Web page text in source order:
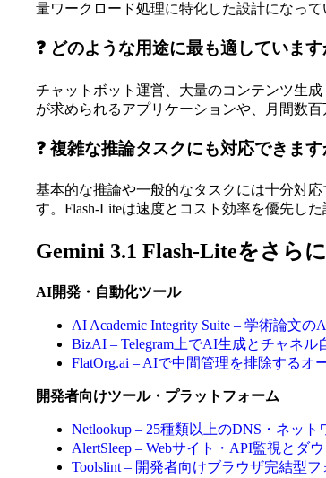
量ワークロード処理に特化した設計になっ
❓ どのような用途に最も適しています
チャットボット運営、大量のコンテンツ生
が求められるアプリケーションや、月間数
❓ 複雑な推論タスクにも対応できます
基本的な推論や一般的なタスクには十分対
す。Flash-Liteは速度とコスト効率を優先し
Gemini 3.1 Flash-Liteをさら
AI開発・自動化ツール
AI Academic Integrity Suite – 学術論文
BizAI – Telegram上でAI生成とチャネ
FlatOrg.ai – AIで中間管理を排除するオ
開発者向けツール・プラットフォーム
Netlookup – 25種類以上のDNS・ネッ
AlertSleep – Webサイト・API監視とダ
Toolslint – 開発者向けブラウザ完結型